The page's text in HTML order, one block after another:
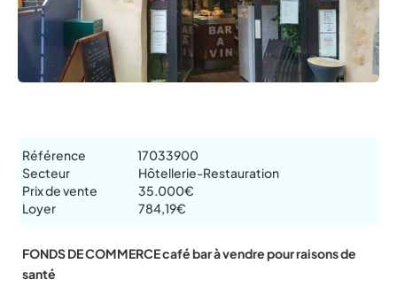
Référence
Secteur
Prix de vente
Loyer
17033900
Hôtellerie-Restauration
35.000€
784,19€
FONDS DE COMMERCE café bar à vendre pour raisons de
santé